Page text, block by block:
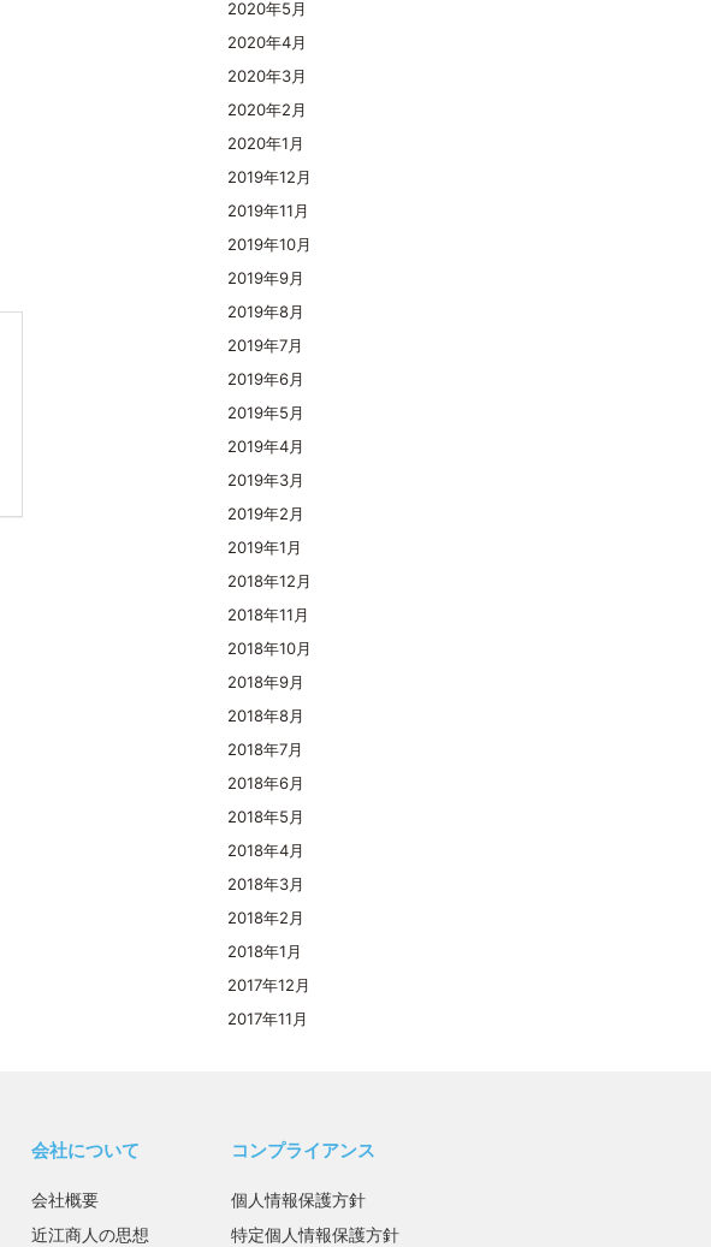
2020年5月
2020年4月
2020年3月
2020年2月
2020年1月
2019年12月
2019年11月
2019年10月
2019年9月
2019年8月
2019年7月
2019年6月
2019年5月
2019年4月
2019年3月
2019年2月
2019年1月
2018年12月
2018年11月
2018年10月
2018年9月
2018年8月
2018年7月
2018年6月
2018年5月
2018年4月
2018年3月
2018年2月
2018年1月
2017年12月
2017年11月
会社について
会社概要
近江商人の思想
コンプライアンス
個人情報保護方針
特定個人情報保護方針